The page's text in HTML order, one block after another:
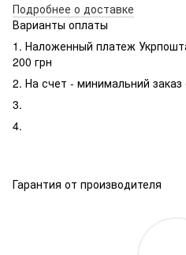
Подробнее о доставке
Варианты оплаты
1. Наложенный платеж
200 грн
2. На счет - минимальний заказ
3.
4.
Гарантия от производителя